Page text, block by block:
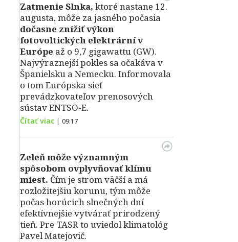
Zatmenie Slnka, ktoré nastane 12.
augusta, môže za jasného počasia
dočasne znížiť výkon
fotovoltických elektrární v
Európe až o 9,7 gigawattu (GW).
Najvýraznejší pokles sa očakáva v
Španielsku a Nemecku. Informovala
o tom Európska sieť
prevádzkovateľov prenosových
sústav ENTSO-E.
Čítať viac | 09:17
Zeleň môže významným
spôsobom ovplyvňovať klímu
miest. Čím je strom väčší a má
rozložitejšiu korunu, tým môže
počas horúcich slnečných dní
efektívnejšie vytvárať prirodzený
tieň. Pre TASR to uviedol klimatológ
Pavel Matejovič.